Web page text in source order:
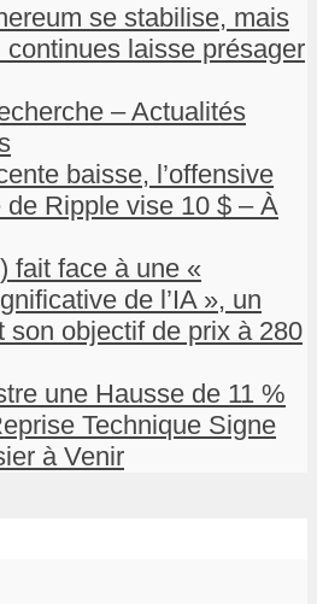
se stabilise, mais
continues laisse présager
– Actualités
baisse, l’offensive
de Ripple vise 10 $ – À
fait face à une «
de l’IA », un
son objectif de prix à 280
une Hausse de 11 %
Technique Signe
à Venir